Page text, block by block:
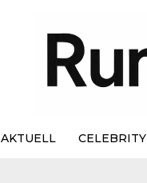
AKTUELL CELEBRITY